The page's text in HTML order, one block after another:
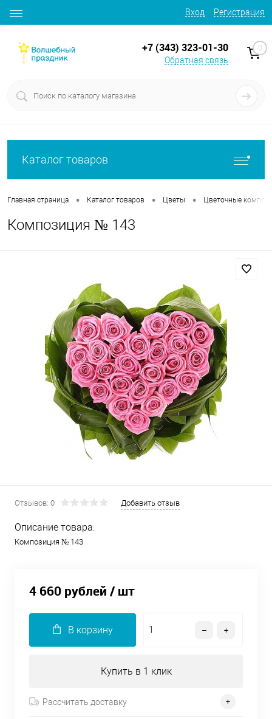
Вход Регистрация
+7 (343) 323-01-30
Обратная связь
0
Каталог товаров
Главная страница • Каталог товаров • Цветы • Цветочные
Композиция № 143
Отзывов: 0 Добавить отзыв
Описание товара:
Композиция № 143
4 660 рублей / шт
В корзину
Купить в 1 клик
Рассчитать доставку